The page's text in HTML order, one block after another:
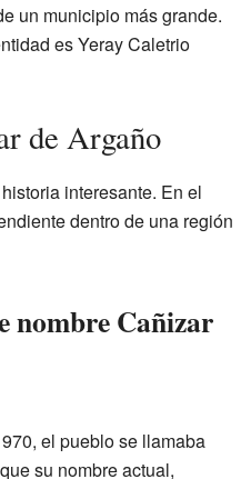
un municipio más grande.
es Yeray Caletrio
de Argaño
interesante. En el
dentro de una región
nombre Cañizar
el pueblo se llamaba
su nombre actual,